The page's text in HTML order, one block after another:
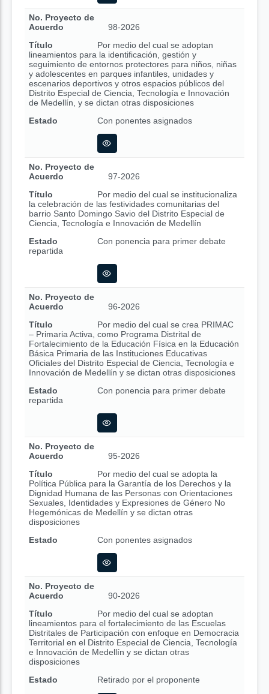
No. Proyecto de
Acuerdo
98-2026
Título
Por medio del cual se adoptan
lineamientos para la identificación, gestión y
seguimiento de entornos protectores para niños, niñas
y adolescentes en parques infantiles, unidades y
escenarios deportivos y otros espacios públicos del
Distrito Especial de Ciencia, Tecnología e Innovación
de Medellín, y se dictan otras disposiciones
Estado
Con ponentes asignados
No. Proyecto de
Acuerdo
97-2026
Título
Por medio del cual se institucionaliza
la celebración de las festividades comunitarias del
barrio Santo Domingo Savio del Distrito Especial de
Ciencia, Tecnología e Innovación de Medellín
Estado
Con ponencia para primer debate
repartida
No. Proyecto de
Acuerdo
96-2026
Título
Por medio del cual se crea PRIMAC
– Primaria Activa, como Programa Distrital de
Fortalecimiento de la Educación Física en la Educación
Básica Primaria de las Instituciones Educativas
Oficiales del Distrito Especial de Ciencia, Tecnología e
Innovación de Medellín y se dictan otras disposiciones
Estado
Con ponencia para primer debate
repartida
No. Proyecto de
Acuerdo
95-2026
Título
Por medio del cual se adopta la
Política Pública para la Garantía de los Derechos y la
Dignidad Humana de las Personas con Orientaciones
Sexuales, Identidades y Expresiones de Género No
Hegemónicas de Medellín y se dictan otras
disposiciones
Estado
Con ponentes asignados
No. Proyecto de
Acuerdo
90-2026
Título
Por medio del cual se adoptan
lineamientos para el fortalecimiento de las Escuelas
Distritales de Participación con enfoque en Democracia
Territorial en el Distrito Especial de Ciencia, Tecnología
e Innovación de Medellín y se dictan otras
disposiciones
Estado
Retirado por el proponente